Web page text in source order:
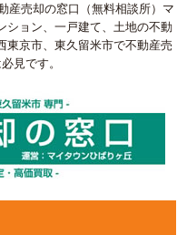
産売却の窓口（無料相談所）マ
ション、一戸建て、土地の不動
東京市、東久留米市で不動産売
見です。